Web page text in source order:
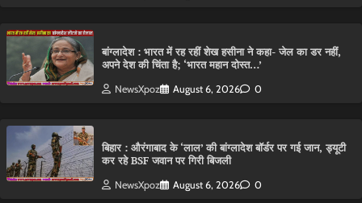
बांग्लादेश : भारत में रह रहीं शेख हसीना ने कहा- जेल का डर नहीं,
अपने देश की चिंता है; ‘भारत महान दोस्त…’
NewsXpoz August 6, 2026 0
बिहार : औरंगाबाद के ‘लाल’ की बांग्लादेश बॉर्डर पर गई जान, ड्यूटी
कर रहे BSF जवान पर गिरी बिजली
NewsXpoz August 6, 2026 0